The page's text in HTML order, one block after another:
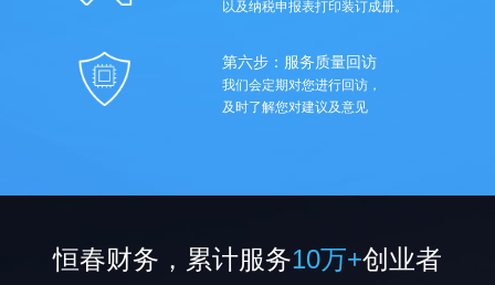
以及纳税申报表打印装订成册。
第六步：服务质量回访
我们会定期对您进行回访，
及时了解您对建议及意见
恒春财务，累计服务10万+创业者